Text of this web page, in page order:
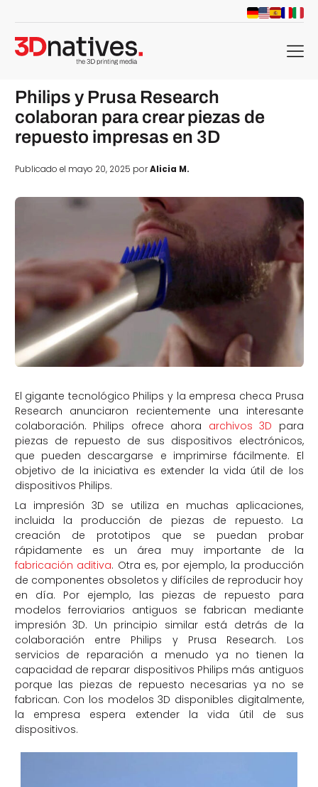
menu
Philips y Prusa Research
colaboran para crear piezas de
repuesto impresas en 3D
Publicado el mayo 20, 2025 porAlicia M.
El gigante tecnológico Philips y la empresa checa Prusa
Research anunciaron recientemente una interesante
colaboración. Philips ofrece ahora archivos 3D para
piezas de repuesto de sus dispositivos electrónicos,
que pueden descargarse e imprimirse fácilmente. El
objetivo de la iniciativa es extender la vida útil de los
dispositivos Philips.
La impresión 3D se utiliza en muchas aplicaciones,
incluida la producción de piezas de repuesto. La
creación de prototipos que se puedan probar
rápidamente es un área muy importante de la
fabricación aditiva. Otra es, por ejemplo, la producción
de componentes obsoletos y difíciles de reproducir hoy
en día. Por ejemplo, las piezas de repuesto para
modelos ferroviarios antiguos se fabrican mediante
impresión 3D. Un principio similar está detrás de la
colaboración entre Philips y Prusa Research. Los
servicios de reparación a menudo ya no tienen la
capacidad de reparar dispositivos Philips más antiguos
porque las piezas de repuesto necesarias ya no se
fabrican. Con los modelos 3D disponibles digitalmente,
la empresa espera extender la vida útil de sus
dispositivos.